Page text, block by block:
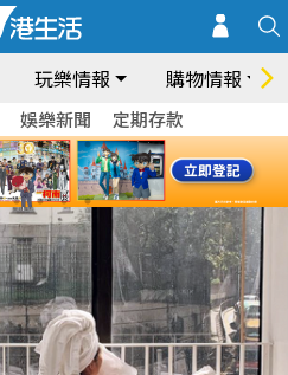
玩樂情報 購物情報
娛樂新聞 定期存款